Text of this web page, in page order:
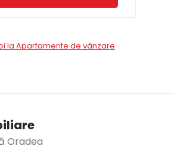
la Apartamente de vânzare
Oradea